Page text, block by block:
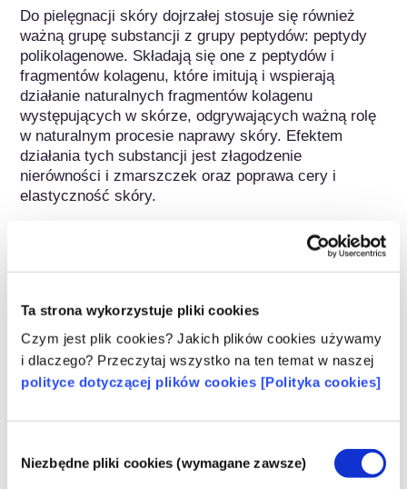
Ta strona wykorzystuje pliki cookies
Czym jest plik cookies? Jakich plików cookies używamy
i dlaczego? Przeczytaj wszystko na ten temat w naszej
polityce dotyczącej plików cookies [Polityka cookies]
zgody
Niezbędne pliki cookies (wymagane zawsze)
Do pielęgnacji skóry dojrzałej stosuje się również
ważną grupę substancji z grupy peptydów: peptydy
polikolagenowe. Składają się one z peptydów i
fragmentów kolagenu, które imitują i wspierają
działanie naturalnych fragmentów kolagenu
występujących w skórze, odgrywających ważną rolę
w naturalnym procesie naprawy skóry. Efektem
działania tych substancji jest złagodzenie
nierówności i zmarszczek oraz poprawa cery i
elastyczność skóry.
Należy do następujących grup substancji
Regulacje dotyczące kosmetyków
Składniki kosmetyków podlegają regulacjom
prawnym. Należy pamiętać, że w przypadku
składników kosmetycznych, poza UE mogą